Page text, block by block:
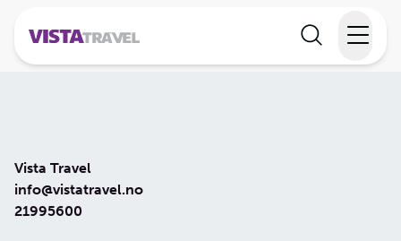
Temareiser
Vista Travel
info@vistatravel.no
21995600